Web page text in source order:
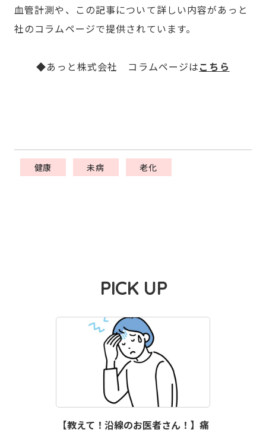
血管計測や、この記事について詳しい内容があっと
社のコラムページで提供されています。
◆あっと株式会社 コラムページはこちら
健康 未病 老化
PICK UP
【教えて！沿線のお医者さん！】痛